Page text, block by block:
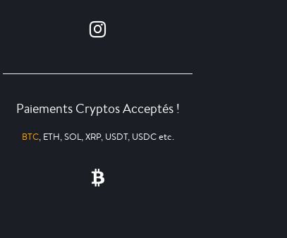
Paiements Cryptos Acceptés !
BTC, ETH, SOL, XRP, USDT, USDC etc.